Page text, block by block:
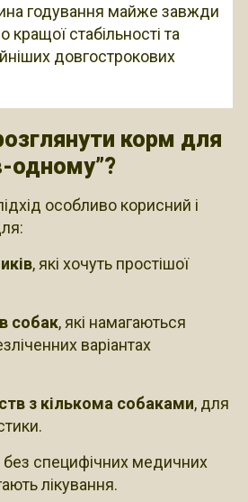
годування майже завжди
кращої стабільності та
довгострокових
корм для
одному”?
особливо корисний і
, які хочуть простішої
собак, які намагаються
варіантах
з кількома собаками, для
специфічних медичних
лікування.